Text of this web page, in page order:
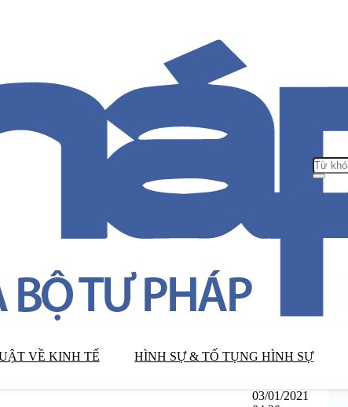
VỀ KINH TẾ HÌNH SỰ & TỐ TỤNG HÌNH SỰ
03/01/2021